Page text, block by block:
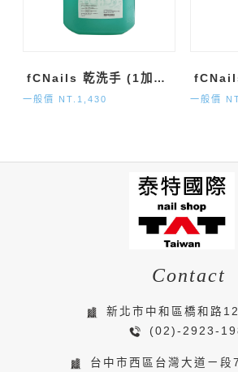
fCNails 乾洗手 (1加侖)
一般價 NT.1,430 一般價
Contact
新北市中和區橋和路
(02)-2923-
台中市西區台灣大道ㄧ